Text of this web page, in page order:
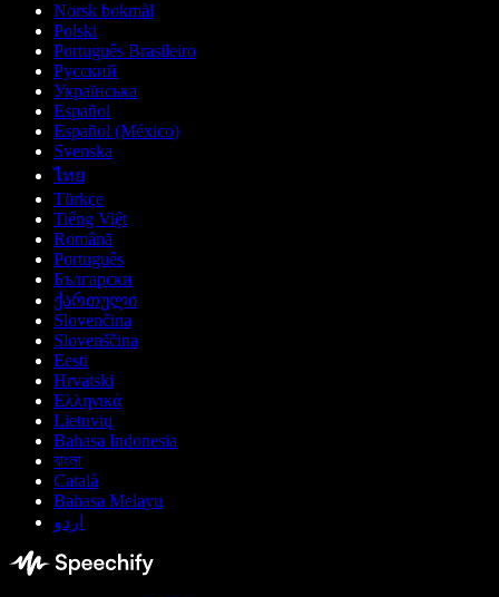
Norsk bokmål
Polski
Português Brasileiro
Русский
Українська
Español
Español (México)
Svenska
ไทย
Türkçe
Tiếng Việt
Română
Português
Български
ქართული
Slovenčina
Slovenščina
Eesti
Hrvatski
Ελληνικά
Lietuvių
Bahasa Indonesia
বাংলা
Català
Bahasa Melayu
اردو